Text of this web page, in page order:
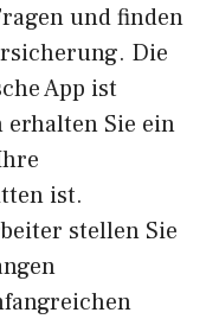
und finden
Die
App ist
Sie ein
ist.
stellen Sie